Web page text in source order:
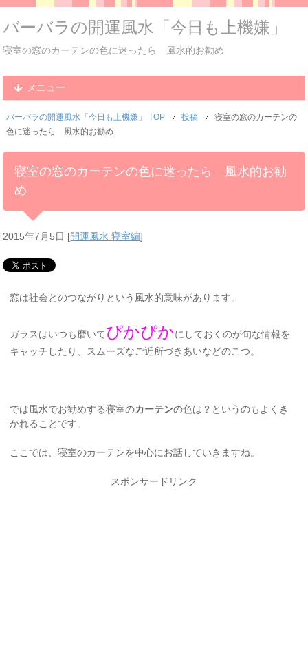
バーバラの開運風水「今日も上機嫌」
寝室の窓のカーテンの色に迷ったら 風水的お勧め
メニュー
バーバラの開運風水「今日も上機嫌」 TOP 投稿
寝室の窓のカーテンの
色に迷ったら 風水的お勧め
寝室の窓のカーテンの色に迷ったら 風水的お勧
め
2015年7月5日 [開運風水 寝室編]
窓は社会とのつながりという風水的意味があります。
ガラスはいつも磨いてぴかぴかにしておくのが旬な情報を
キャッチしたり、スムーズなご近所づきあいなどのこつ。
では風水でお勧めする寝室のカーテンの色は？というのもよくき
かれることです。
ここでは、寝室のカーテンを中心にお話していきますね。
スポンサードリンク